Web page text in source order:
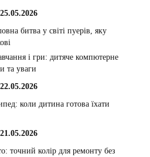
25.05.2026
битва у світі пуерів, яку
і гри: дитяче компютерне
та уваги
22.05.2026
коли дитина готова їхати
21.05.2026
точний колір для ремонту без